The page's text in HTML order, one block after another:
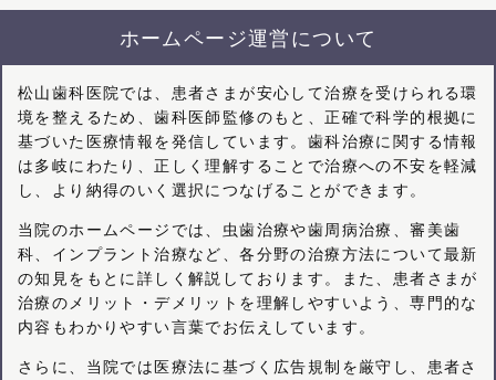
ホームページ運営について
松山歯科医院では、患者さまが安心して治療を受けられる環
境を整えるため、歯科医師監修のもと、正確で科学的根拠に
基づいた医療情報を発信しています。歯科治療に関する情報
は多岐にわたり、正しく理解することで治療への不安を軽減
し、より納得のいく選択につなげることができます。
当院のホームページでは、虫歯治療や歯周病治療、審美歯
科、インプラント治療など、各分野の治療方法について最新
の知見をもとに詳しく解説しております。また、患者さまが
治療のメリット・デメリットを理解しやすいよう、専門的な
内容もわかりやすい言葉でお伝えしています。
さらに、当院では医療法に基づく広告規制を厳守し、患者さ